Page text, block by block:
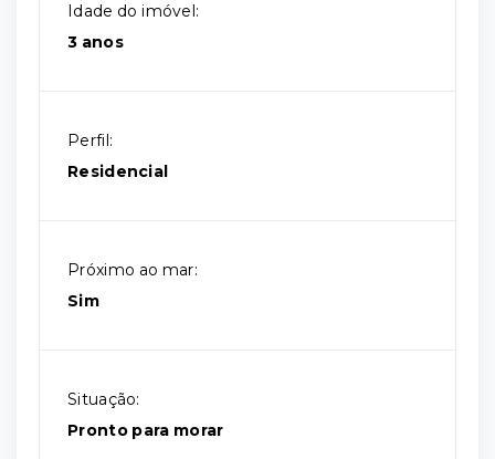
Idade do imóvel:
3 anos
Perfil:
Residencial
Próximo ao mar:
Sim
Situação:
Pronto para morar